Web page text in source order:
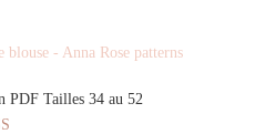
PDF Tailles 34 au 52